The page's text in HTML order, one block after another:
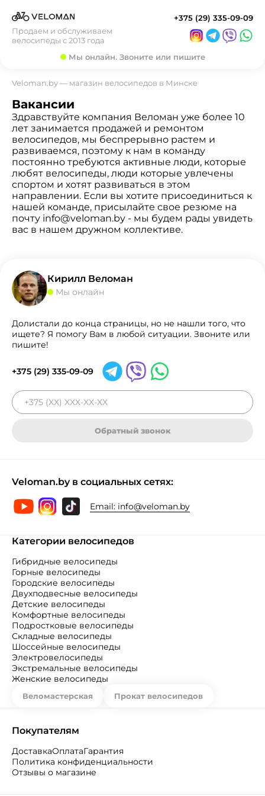
Продаем и обслуживаем
велосипеды с 2013 года
+375 (29) 335-09-09
Мы онлайн. Звоните или пишите
Veloman.by — магазин велосипедов в Минске
Вакансии
Здравствуйте компания Веломан уже более 10
лет занимается продажей и ремонтом
велосипедов, мы беспрерывно растем и
развиваемся, поэтому к нам в команду
постоянно требуются активные люди, которые
любят велосипеды, люди которые увлечены
спортом и хотят развиваться в этом
направлении. Если вы хотите присоединиться к
нашей команде, присылайте свое резюме на
почту info@veloman.by - мы будем рады увидеть
вас в нашем дружном коллективе.
Кирилл Веломан
Мы онлайн
Долистали до конца страницы, но не нашли того, что
ищете? Я помогу Вам в любой ситуации. Звоните или
пишите!
+375 (29) 335-09-09
Обратный звонок
Veloman.by в социальных сетях:
Email: info@veloman.by
Категории велосипедов
Гибридные велосипеды
Горные велосипеды
Городские велосипеды
Двухподвесные велосипеды
Детские велосипеды
Комфортные велосипеды
Подростковые велосипеды
Складные велосипеды
Шоссейные велосипеды
Электровелосипеды
Экстремальные велосипеды
Женские велосипеды
Веломастерская Прокат велосипедов
Покупателям
ДоставкаОплатаГарантия
Политика конфиденциальности
Отзывы о магазине